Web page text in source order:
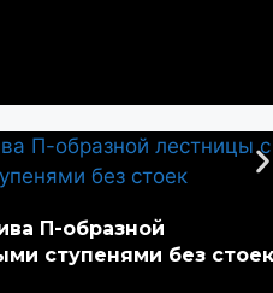
П-образной
ступенями без стоек